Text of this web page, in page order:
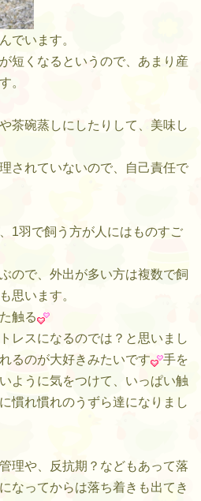
でいます。
短くなるというので、あまり産
。
茶碗蒸しにしたりして、美味し
されていないので、自己責任で
1羽で飼う方が人にはものすご
ので、外出が多い方は複数で飼
思います。
触る
レスになるのでは？と思いまし
るのが大好きみたいです
手を
ように気をつけて、いっぱい触
慣れ慣れのうずら達になりまし
理や、反抗期？などもあって落
なってからは落ち着きも出てき